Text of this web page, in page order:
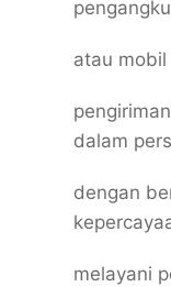
atau
dalam
dengan
melayani